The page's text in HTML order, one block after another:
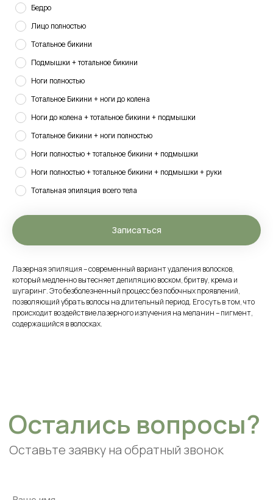
Бедро
Лицо полностью
Тотальное бикини
Подмышки + тотальное бикини
Ноги полностью
Тотальное Бикини + ноги до колена
Ноги до колена + тотальное бикини + подмышки
Тотальное бикини + ноги полностью
Ноги полностью + тотальное бикини + подмышки
Ноги полностью + тотальное бикини + подмышки + руки
Тотальная эпиляция всего тела
Записаться
Лазерная эпиляция – современный вариант удаления волосков,
который медленно вытесняет депиляцию воском, бритву, крема и
шугаринг. Это безболезненный процесс без побочных проявлений,
позволяющий убрать волосы на длительный период. Его суть в том, что
происходит воздействие лазерного излучения на меланин – пигмент,
содержащийся в волосках.
Остались вопросы?
Оставьте заявку на обратный звонок
Подписаться